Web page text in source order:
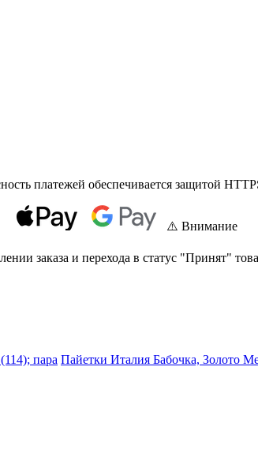
платежей обеспечивается защитой
⚠️ Внимание
заказа и перехода в статус "Принят"
пара Пайетки Италия Бабочка, Золото